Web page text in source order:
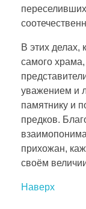
В этих делах,
самого
уважением и
памятнику и
предков.
прихожан,
своём
Наверх